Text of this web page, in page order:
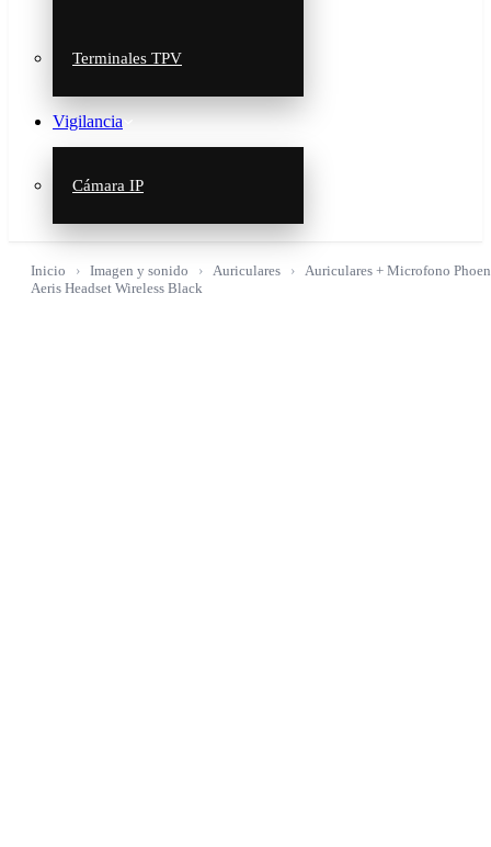
Terminales TPV
Vigilancia
Cámara IP
Inicio Imagen y sonido Auriculares
Auriculares + Microfono
Aeris Headset Wireless Black